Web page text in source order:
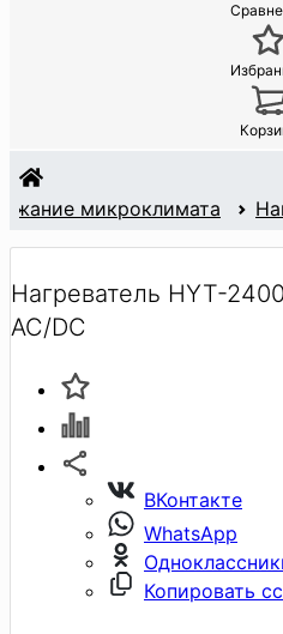
микроклимата
Нагреватель HYT-
AC/DC
ВКонтакте
WhatsApp
Копировать